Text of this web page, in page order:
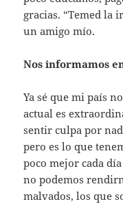
gracias. “Temed la
un amigo mío.
Nos informamos
Ya sé que mi país
actual es
sentir culpa por
pero es lo que
poco mejor cada
no podemos
malvados, los que